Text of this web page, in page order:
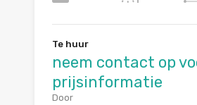
Te huur
neem contact op
prijsinformatie
Door